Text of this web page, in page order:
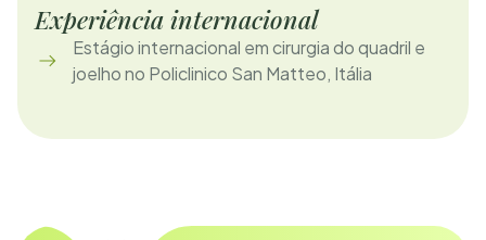
Experiência internacional
Estágio internacional em cirurgia do quadril e
joelho no Policlinico San Matteo, Itália